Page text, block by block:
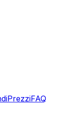
PrezziFAQ